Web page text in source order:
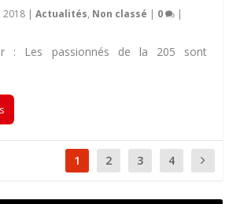
2018 |Actualités, Non classé | 0 |
: Les passionnés de la 205 sont
1 2 3 4